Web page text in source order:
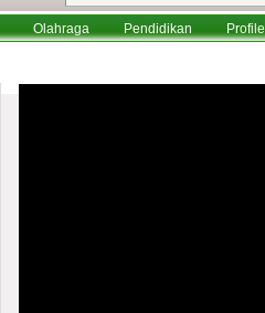
Olahraga Pendidikan Profile